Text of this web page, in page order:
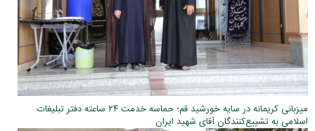
میزبانی کریمانه در سایه خورشید قم؛ حماسه خدمت ۲۴ ساعته دفتر تبلیغات
اسلامی به تشییع‌کنندگان آقای شهید ایران